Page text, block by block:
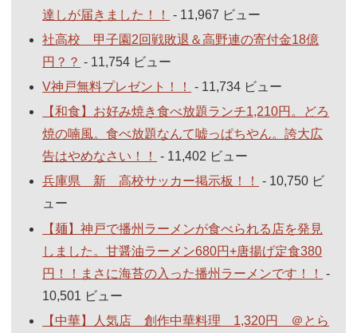
達しが届きました！！
- 11,967 ビュー
社高校 甲子園2回戦敗退＆高野連の寄付金18億
円？？ - 11,754 ビュー
V神戸無料プレゼント！！
- 11,734 ビュー
【和食】お好み焼き食べ放題ランチ1,210円。どろ
焼の喃風。食べ放題なんて嘘っぱちやん。誇大広
告はやめなさい！！
- 11,402 ビュー
兵庫県 新 高校サッカー掲示板！！
- 10,750 ビ
ュー
【麺】神戸で播州ラーメンが食べられる店を発見
しました。甘醤油ラーメン680円+唐揚げ定食380
円！！まさに海苔の入った播州ラーメンです！！
-
10,501 ビュー
【中華】人気店 創作中華料理 1,320円 ＠とら